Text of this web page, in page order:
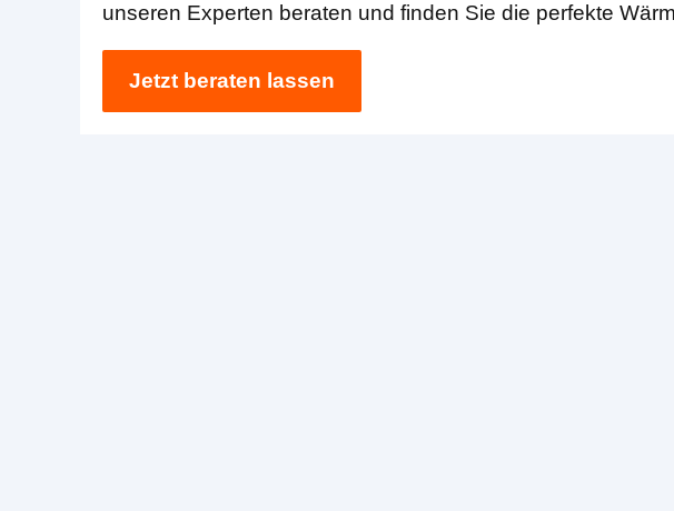
unseren Experten beraten und finden Sie die perfekte
Jetzt beraten lassen